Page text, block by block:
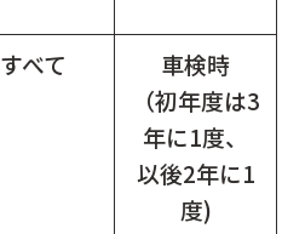
すべて
車検時
（初年度は3
年に1度、
以後2年に1
度)